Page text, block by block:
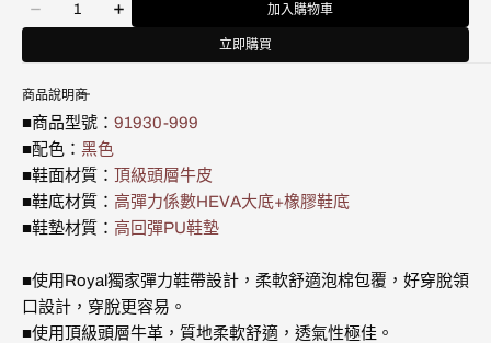
罄
不
可
用
黑
色
真
皮
運
動
休
閒
(女)
91930-
999
的
增
色
運
動
休
閒
(女)
91930-
999
的
加入購物車
立即購買
商品說明
■商品型號： 91930-999
■配色： 黑色
■鞋面材質：
頂級頭層牛皮
■鞋底材質： 高彈力係數HEVA大底+橡膠鞋底
■鞋墊材質： 高回彈PU鞋墊
■使用Royal獨家彈力鞋帶設計，柔軟舒適泡棉包覆，好穿脫領
口設計，穿脫更容易。
■使用頂級頭層牛革，質地柔軟舒適，透氣性極佳。